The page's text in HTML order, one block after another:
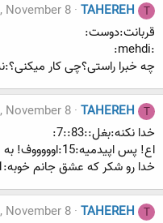
T
TAHEREH
November 8
قربانت:دوست:
:mehdi:
چه خبرا راستی؟چی کار
T
TAHEREH
November 8
خدا نکنه:بغل::83::7:
اع! پس اپیدمیه:15:اوووووف! به قول عمه جانم دیازپام داره:9:
خدا رو شکر که عشق جانم خوبه:141:
T
TAHEREH
November 8